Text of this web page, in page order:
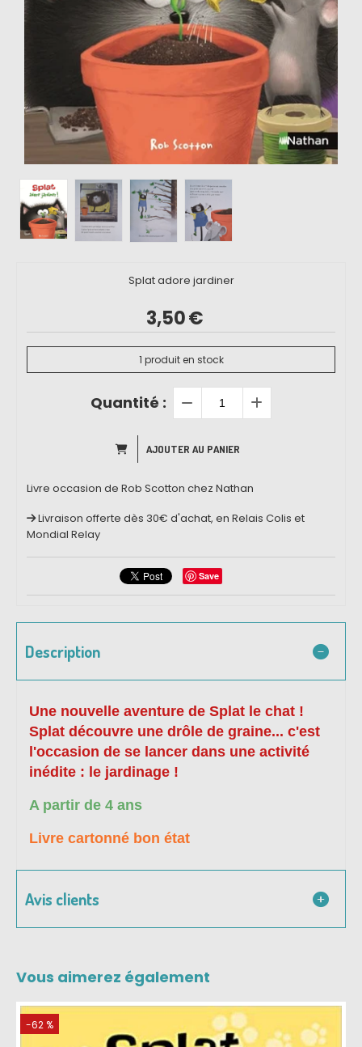
Splat adore jardiner
3,50€
1 produit en stock
Quantité :
AJOUTER AU PANIER
Livre occasion de Rob Scotton chez Nathan
Livraison offerte dès 30€ d'achat, en Relais Colis et
Mondial Relay
Save
Description
Une nouvelle aventure de Splat le chat !
Splat découvre une drôle de graine... c'est
l'occasion de se lancer dans une activité
inédite : le jardinage !
A partir de 4 ans
Livre cartonné bon état
Avis clients
Vous aimerez également
-62 %